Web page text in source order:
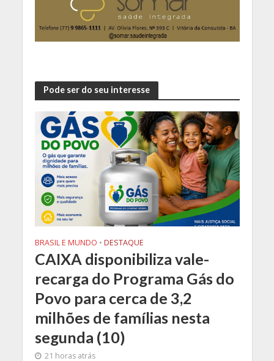
Pode ser do seu interesse
BRASIL E MUNDO • DESTAQUE
CAIXA disponibiliza vale-
recarga do Programa Gás do
Povo para cerca de 3,2
milhões de famílias nesta
segunda (10)
21 horas atrás